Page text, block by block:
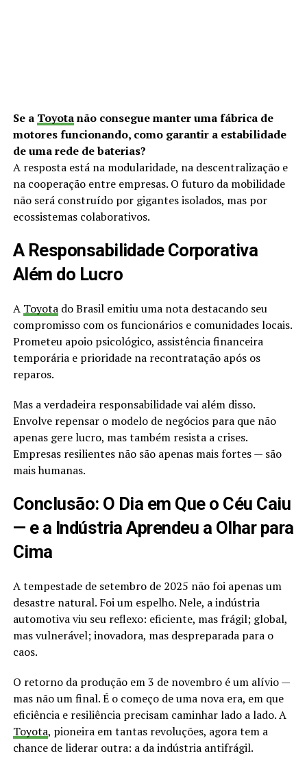
Se a Toyotanão consegue manter uma fábrica de
motores funcionando, como garantir a estabilidade
de uma rede de baterias?
A resposta está na modularidade, na descentralização e
na cooperação entre empresas. O futuro da mobilidade
não será construído por gigantes isolados, mas por
ecossistemas colaborativos.
A Responsabilidade Corporativa
Além do Lucro
A Toyotado Brasil emitiu uma nota destacando seu
compromisso com os funcionários e comunidades locais.
Prometeu apoio psicológico, assistência financeira
temporária e prioridade na recontratação após os
reparos.
Mas a verdadeira responsabilidade vai além disso.
Envolve repensar o modelo de negócios para que não
apenas gere lucro, mas também resista a crises.
Empresas resilientes não são apenas mais fortes — são
mais humanas.
Conclusão: O Dia em Que o Céu Caiu
— e a Indústria Aprendeu a Olhar para
Cima
A tempestade de setembro de 2025 não foi apenas um
desastre natural. Foi um espelho. Nele, a indústria
automotiva viu seu reflexo: eficiente, mas frágil; global,
mas vulnerável; inovadora, mas despreparada para o
caos.
O retorno da produção em 3 de novembro é um alívio —
mas não um final. É o começo de uma nova era, em que
eficiência e resiliência precisam caminhar lado a lado. A
Toyota, pioneira em tantas revoluções, agora tem a
chance de liderar outra: a da indústria antifrágil.